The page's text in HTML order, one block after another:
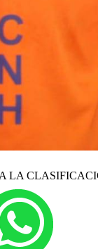
LA